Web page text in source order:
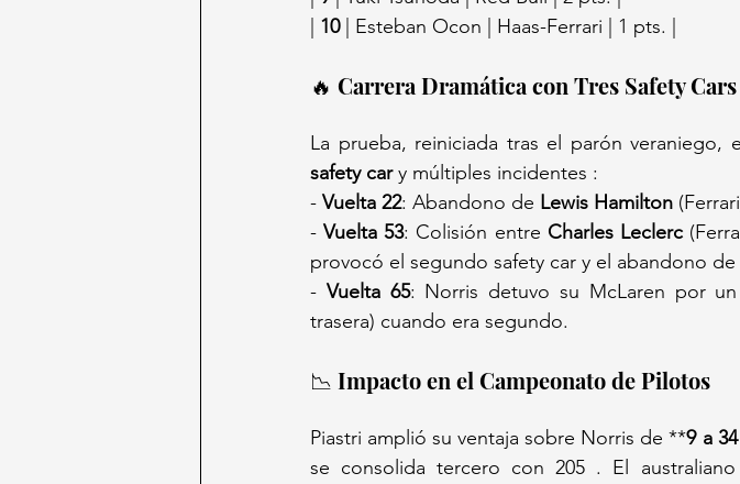
10 | Esteban Ocon | Haas-Ferrari | 1 pts. |
🔥 Carrera Dramática con Tres Safety Cars
La prueba, reiniciada tras el parón veraniego,
safety car y múltiples incidentes :
- Vuelta 22: Abandono de Lewis Hamilton
- Vuelta 53: Colisión entre Charles Leclerc
provocó el segundo safety car y el abandono de
- Vuelta 65: Norris detuvo su McLaren por
trasera) cuando era segundo.
📉 Impacto en el Campeonato de Pilotos
Piastri amplió su ventaja sobre Norris de **9 a
se consolida tercero con 205 . El